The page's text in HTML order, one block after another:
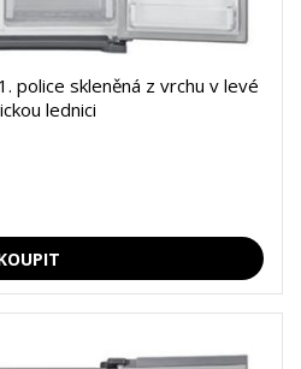
police skleněná z vrchu v levé
lednici